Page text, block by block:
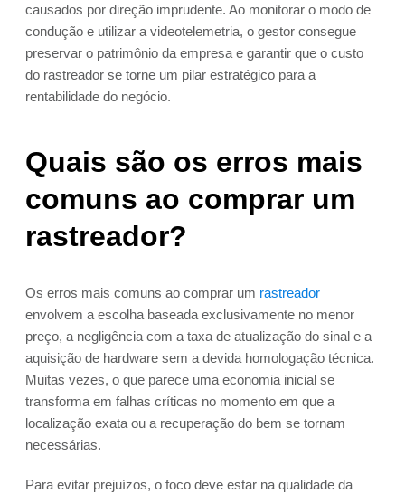
causados por direção imprudente. Ao monitorar o modo de
condução e utilizar a videotelemetria, o gestor consegue
preservar o patrimônio da empresa e garantir que o custo
do rastreador se torne um pilar estratégico para a
rentabilidade do negócio.
Quais são os erros mais
comuns ao comprar um
rastreador?
Os erros mais comuns ao comprar um rastreador
envolvem a escolha baseada exclusivamente no menor
preço, a negligência com a taxa de atualização do sinal e a
aquisição de hardware sem a devida homologação técnica.
Muitas vezes, o que parece uma economia inicial se
transforma em falhas críticas no momento em que a
localização exata ou a recuperação do bem se tornam
necessárias.
Para evitar prejuízos, o foco deve estar na qualidade da